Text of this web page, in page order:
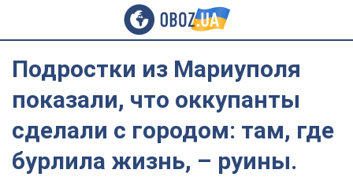
Подростки из Мариуполя
показали, что оккупанты
сделали с городом: там, где
бурлила жизнь, – руины.